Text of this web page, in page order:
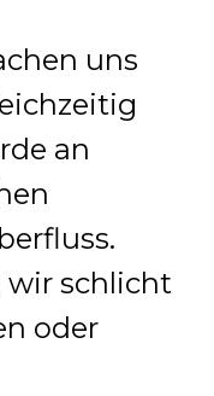
uns
an
wir schlicht
oder